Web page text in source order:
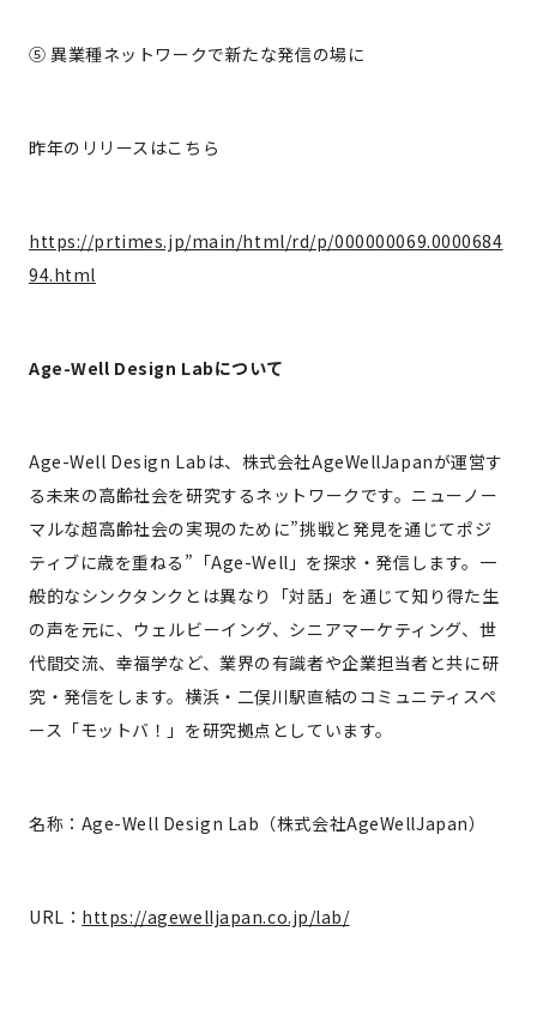
⑤ 異業種ネットワークで新たな発信の場に
昨年のリリースはこちら
https://prtimes.jp/main/html/rd/p/000000069.0000684
94.html
Age-Well Design Labについて
Age-Well Design Labは、株式会社AgeWellJapanが運営す
る未来の高齢社会を研究するネットワークです。ニューノー
マルな超高齢社会の実現のために”挑戦と発見を通じてポジ
ティブに歳を重ねる”「Age-Well」を探求・発信します。一
般的なシンクタンクとは異なり「対話」を通じて知り得た生
の声を元に、ウェルビーイング、シニアマーケティング、世
代間交流、幸福学など、業界の有識者や企業担当者と共に研
究・発信をします。横浜・二俣川駅直結のコミュニティスペ
ース「モットバ！」を研究拠点としています。
名称：Age-Well Design Lab（株式会社AgeWellJapan）
URL： https://agewelljapan.co.jp/lab/